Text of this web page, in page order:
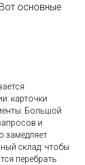
основные
карточки
Большой
и
замедляет
склад: чтобы
перебрать